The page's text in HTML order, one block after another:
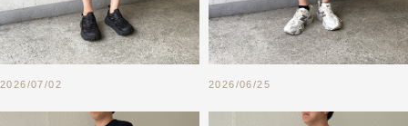
2026/07/02 2026/06/25